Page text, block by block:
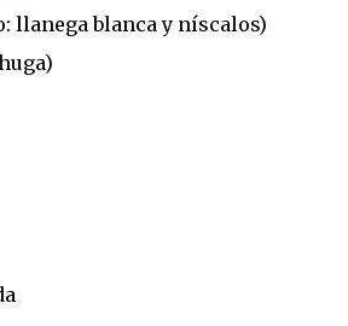
llanega blanca y níscalos)